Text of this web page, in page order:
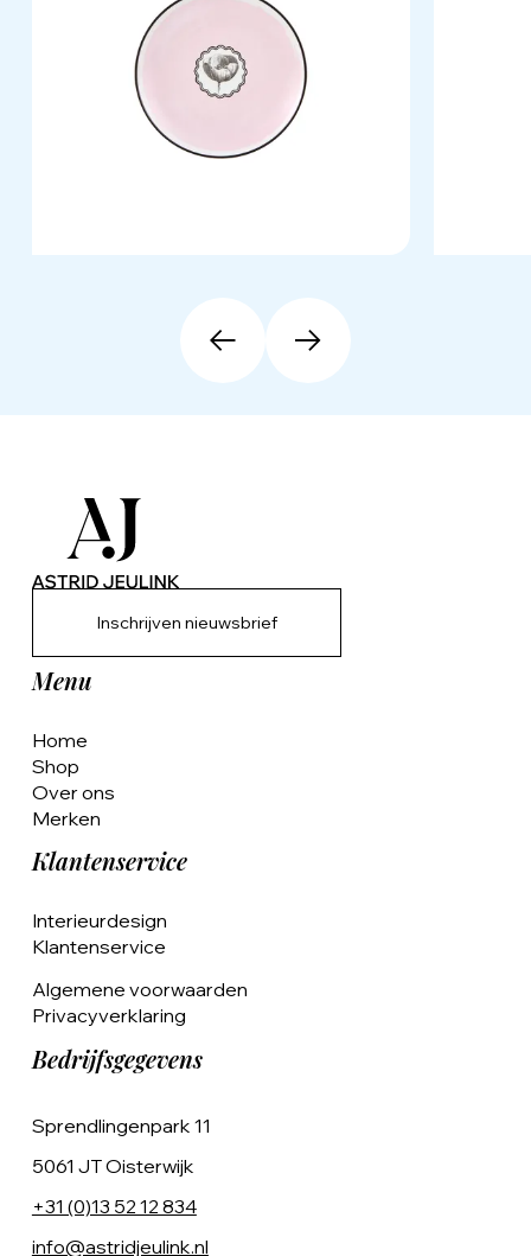
Inschrijven nieuwsbrief
Menu
Home
Shop
Over ons
Merken
Klantenservice
Interieurdesign
Klantenservice
Algemene voorwaarden
Privacyverklaring
Bedrijfsgegevens
Sprendlingenpark 11
5061 JT Oisterwijk
+31 (0)13 52 12 834
info@astridjeulink.nl